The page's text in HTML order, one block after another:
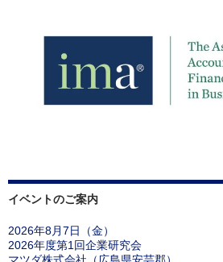
イベントのご案内
2026年8月7日（金）
2026年度第1回企業研究会
マツダ株式会社（広島県安芸郡）